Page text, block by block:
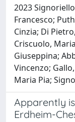
2023
Francesco;
Cinzia; Di
Criscuolo,
Giuseppina;
Vincenzo;
Maria Pia;
Apparently
Erdheim-